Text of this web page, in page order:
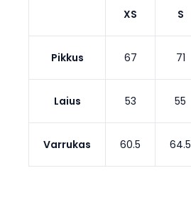
XS S
Pikkus 67 71
Laius 53 55
Varrukas 60.5 64.5